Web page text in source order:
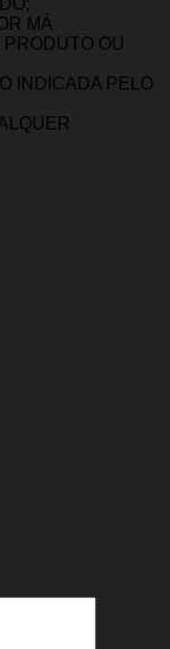
MÁ
OU
INDICADA PELO